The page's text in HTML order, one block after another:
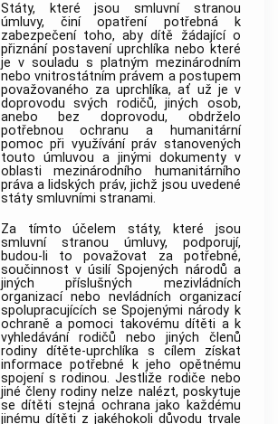
Státy, které jsou smluvní stranou
úmluvy, činí opatření potřebná k
zabezpečení toho, aby dítě žádající o
přiznání postavení uprchlíka nebo které
je v souladu s platným mezinárodním
nebo vnitrostátním právem a postupem
považovaného za uprchlíka, ať už je v
doprovodu svých rodičů, jiných osob,
anebo bez doprovodu, obdrželo
potřebnou ochranu a humanitární
pomoc při využívání práv stanovených
touto úmluvou a jinými dokumenty v
oblasti mezinárodního humanitárního
práva a lidských práv, jichž jsou uvedené
státy smluvními stranami.
Za tímto účelem státy, které jsou
smluvní stranou úmluvy, podporují,
budou-li to považovat za potřebné,
součinnost v úsilí Spojených národů a
jiných příslušných mezivládních
organizací nebo nevládních organizací
spolupracujících se Spojenými národy k
ochraně a pomoci takovému dítěti a k
vyhledávání rodičů nebo jiných členů
rodiny dítěte-uprchlíka s cílem získat
informace potřebné k jeho opětnému
spojení s rodinou. Jestliže rodiče nebo
jiné členy rodiny nelze nalézt, poskytuje
se dítěti stejná ochrana jako každému
jinému dítěti z jakéhokoli důvodu trvale